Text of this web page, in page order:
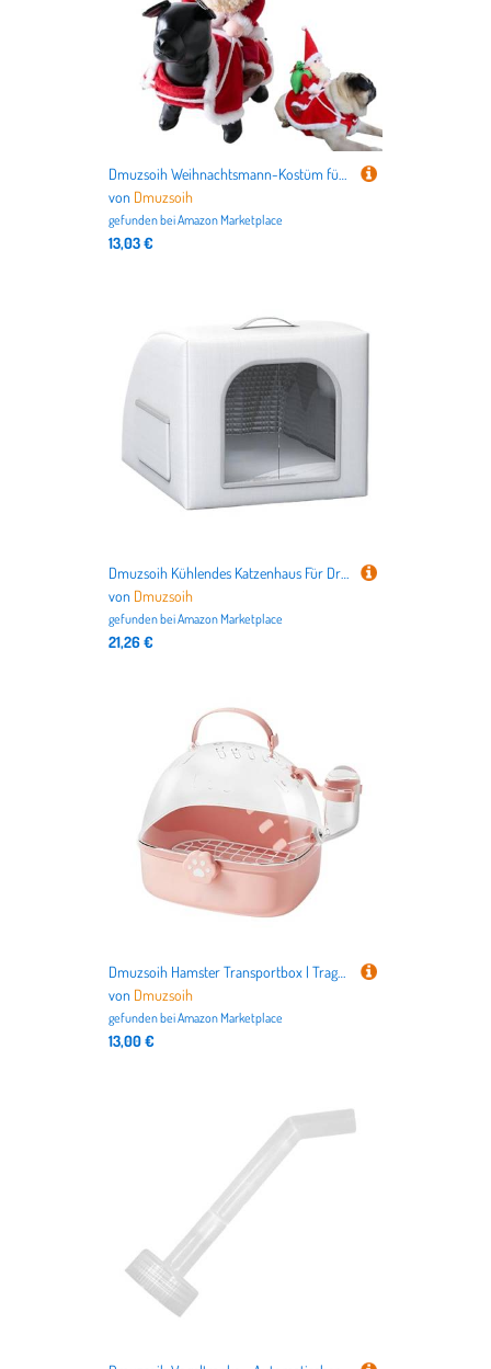
Dmuzsoih Weihnachtsmann-Kostüm für Hunde, Weihnachtsmann-Kostüm, Haustierbekleidung für Urlaub, Spaziergänge, Erntedankfest, Park, Outdoor, Zuhause, Hinterhof, Garten, Rasen, Zimmer, Wohnung, Party
von Dmuzsoih
gefunden beiAmazon Marketplace
13,03 €
Dmuzsoih Kühlendes Katzenhaus Für Draußen,Klappbares Katzen Kühlhaus Mit Kissen - Wetterfestes Tragbares Hundebett Mit Kühlakkus Für Reise Zuhause Garten Balkon
von Dmuzsoih
gefunden beiAmazon Marketplace
21,26 €
Dmuzsoih Hamster Transportbox | Tragbare Kleintierbox Mit Trinkflasche | Atmungsaktive Vogeltransporttasche Für Igel Chinchillas Unzertrennliche Nymphensittiche Wellensittiche Aras Sittiche
von Dmuzsoih
gefunden beiAmazon Marketplace
13,00 €